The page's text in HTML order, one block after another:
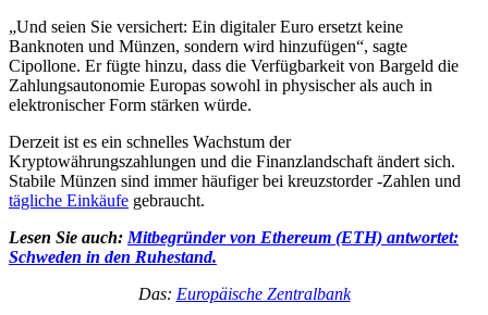
„Und seien Sie versichert: Ein digitaler Euro ersetzt keine
Banknoten und Münzen, sondern wird hinzufügen“, sagte
Cipollone. Er fügte hinzu, dass die Verfügbarkeit von Bargeld die
Zahlungsautonomie Europas sowohl in physischer als auch in
elektronischer Form stärken würde.
Derzeit ist es ein schnelles Wachstum der
Kryptowährungszahlungen und die Finanzlandschaft ändert sich.
Stabile Münzen sind immer häufiger bei kreuzstorder -Zahlen und
tägliche Einkäufe gebraucht.
Lesen Sie auch: Mitbegründer von Ethereum (ETH) antwortet:
Schweden in den Ruhestand.
Das: Europäische Zentralbank